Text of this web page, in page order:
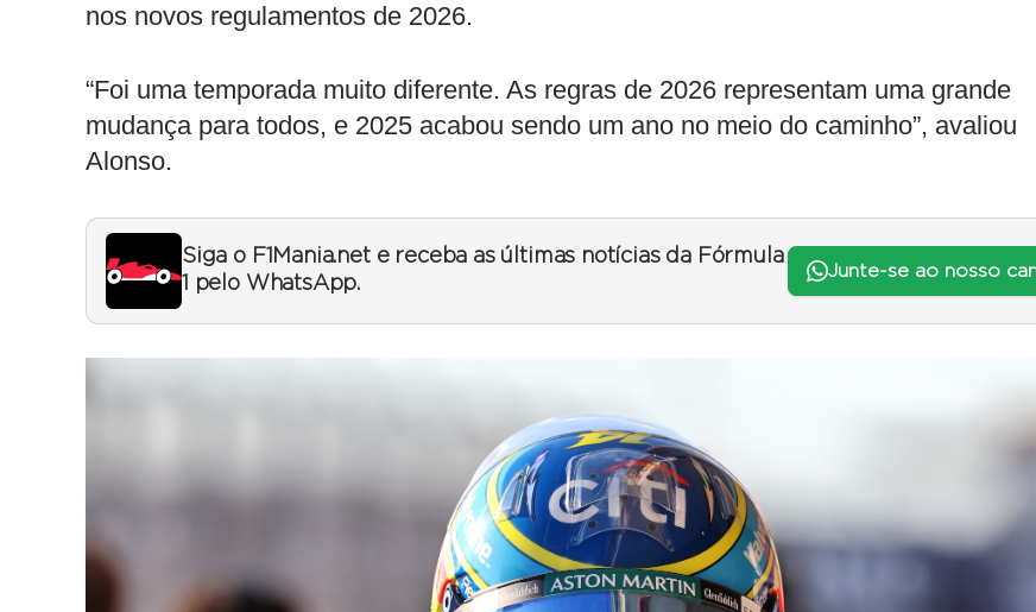
nos novos regulamentos de 2026.
“Foi uma temporada muito diferente. As regras de 2026 representam uma grande
mudança para todos, e 2025 acabou sendo um ano no meio do caminho”, avaliou
Alonso.
Siga o F1Mania.net e receba as últimas notícias da Fórmula
1 pelo WhatsApp.
Junte-se ao nosso